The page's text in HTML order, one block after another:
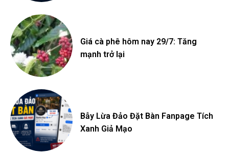
Giá cà phê hôm nay 29/7: Tăng
mạnh trở lại
Bẫy Lừa Đảo Đặt Bàn Fanpage Tích
Xanh Giả Mạo